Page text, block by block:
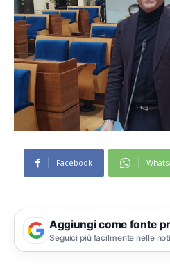
Facebook
Aggiungi come fonte
Seguici più facilmente nelle